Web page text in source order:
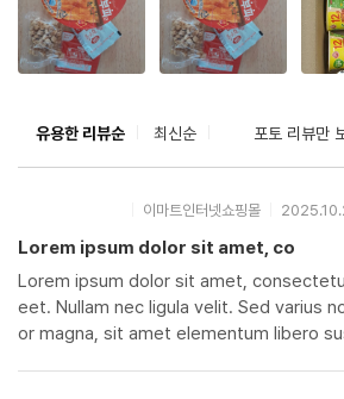
유용한 리뷰순 최신순 포토 리뷰만
이마트인터넷쇼핑몰
Lorem ipsum dolor sit amet, co
Lorem ipsum dolor sit amet,
eet. Nullam nec ligula velit. Sed varius
or magna, sit amet elementum libero